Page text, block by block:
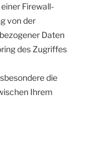
Firewall-
von der
Daten
des Zugriffes
die
Ihrem